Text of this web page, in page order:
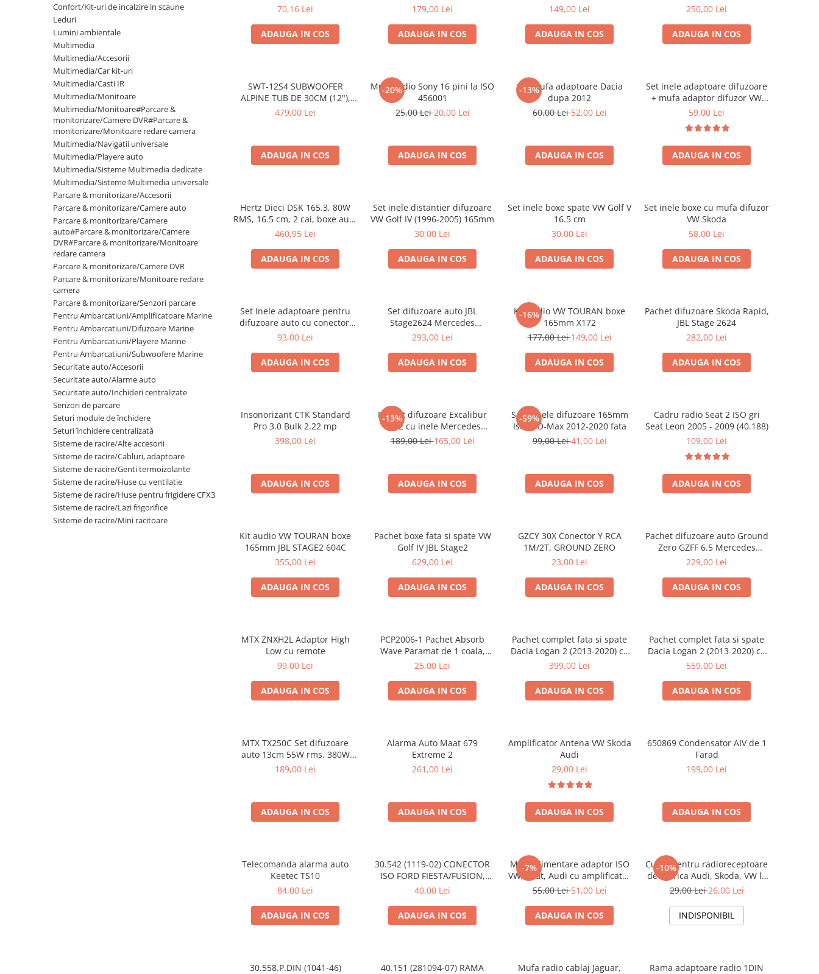
Confort/Kit-uri de incalzire in scaune
Leduri
Lumini ambientale
Multimedia
Multimedia/Accesorii
Multimedia/Car kit-uri
Multimedia/Casti IR
Multimedia/Monitoare
Multimedia/Monitoare#Parcare &
monitorizare/Camere DVR#Parcare &
monitorizare/Monitoare redare camera
Multimedia/Navigatii universale
Multimedia/Playere auto
Multimedia/Sisteme Multimedia dedicate
Multimedia/Sisteme Multimedia universale
Parcare & monitorizare/Accesorii
Parcare & monitorizare/Camere auto
Parcare & monitorizare/Camere
auto#Parcare & monitorizare/Camere
DVR#Parcare & monitorizare/Monitoare
redare camera
Parcare & monitorizare/Camere DVR
Parcare & monitorizare/Monitoare redare
camera
Parcare & monitorizare/Senzori parcare
Pentru Ambarcatiuni/Amplificatoare Marine
Pentru Ambarcatiuni/Difuzoare Marine
Pentru Ambarcatiuni/Playere Marine
Pentru Ambarcatiuni/Subwoofere Marine
Securitate auto/Accesorii
Securitate auto/Alarme auto
Securitate auto/Inchideri centralizate
Senzori de parcare
Seturi module de închidere
Seturi închidere centralizată
Sisteme de racire/Alte accesorii
Sisteme de racire/Cabluri, adaptoare
Sisteme de racire/Genti termoizolante
Sisteme de racire/Huse cu ventilatie
Sisteme de racire/Huse pentru frigidere CFX3
Sisteme de racire/Lazi frigorifice
Sisteme de racire/Mini racitoare
70,16 Lei
ADAUGA IN COS
179,00 Lei
ADAUGA IN COS
negri -02287
149,00 Lei
ADAUGA IN COS
Astra K
250,00 Lei
ADAUGA IN COS
SWT-12S4 SUBWOOFER
ALPINE TUB DE 30CM (12"),
1000W
479,00 Lei
ADAUGA IN COS
-20%
Mufa radio Sony 16 pini la ISO
456001
25,00 Lei20,00 Lei
ADAUGA IN COS
-13%
Set mufa adaptoare Dacia
dupa 2012
60,00 Lei52,00 Lei
ADAUGA IN COS
Set inele adaptoare difuzoare
+ mufa adaptor difuzor VW
Golf IV
59,00 Lei
ADAUGA IN COS
Hertz Dieci DSK 165.3, 80W
RMS, 16.5 cm, 2 cai, boxe auto
sisteme
460,95 Lei
ADAUGA IN COS
Set inele distantier difuzoare
VW Golf IV (1996-2005) 165mm
30,00 Lei
ADAUGA IN COS
Set inele boxe spate VW Golf V
16.5 cm
30,00 Lei
ADAUGA IN COS
Set inele boxe cu mufa difuzor
VW Skoda
58,00 Lei
ADAUGA IN COS
Set Inele adaptoare pentru
difuzoare auto cu conectori
VW Passat B6 fata
93,00 Lei
ADAUGA IN COS
Set difuzoare auto JBL
Stage2624 Mercedes
Vito/Viano, VW Crafter
293,00 Lei
ADAUGA IN COS
-16%
Kit audio VW TOURAN boxe
165mm X172
177,00 Lei149,00 Lei
ADAUGA IN COS
Pachet difuzoare Skoda Rapid,
JBL Stage 2624
282,00 Lei
ADAUGA IN COS
Insonorizant CTK Standard
Pro 3.0 Bulk 2.22 mp
398,00 Lei
ADAUGA IN COS
-13%
Pachet difuzoare Excalibur
X172 cu inele Mercedes
Vito/Viano W639, VW Crafter
189,00 Lei165,00 Lei
ADAUGA IN COS
-59%
Set 2 inele difuzoare 165mm
Isuzu D-Max 2012-2020 fata
99,00 Lei41,00 Lei
ADAUGA IN COS
Cadru radio Seat 2 ISO gri
Seat Leon 2005 - 2009 (40.188)
109,00 Lei
ADAUGA IN COS
Kit audio VW TOURAN boxe
165mm JBL STAGE2 604C
355,00 Lei
ADAUGA IN COS
Pachet boxe fata si spate VW
Golf IV JBL Stage2
629,00 Lei
ADAUGA IN COS
GZCY 30X Conector Y RCA
1M/2T, GROUND ZERO
23,00 Lei
ADAUGA IN COS
Pachet difuzoare auto Ground
Zero GZFF 6.5 Mercedes
Vito/Viano/Sprinter
229,00 Lei
ADAUGA IN COS
MTX ZNXH2L Adaptor High
Low cu remote
99,00 Lei
ADAUGA IN COS
PCP2006-1 Pachet Absorb
Wave Paramat de 1 coala,
spuma de 16mm grosime,
25,00 Lei
ADAUGA IN COS
Pachet complet fata si spate
Dacia Logan 2 (2013-2020) cu
boxe Ground Zero Ferrum
399,00 Lei
ADAUGA IN COS
Pachet complet fata si spate
Dacia Logan 2 (2013-2020) cu
boxe Ground Zero Ferrum
559,00 Lei
ADAUGA IN COS
MTX TX250C Set difuzoare
auto 13cm 55W rms, 380W
peak
189,00 Lei
ADAUGA IN COS
Alarma Auto Maat 679
Extreme 2
261,00 Lei
ADAUGA IN COS
Amplificator Antena VW Skoda
Audi
29,00 Lei
ADAUGA IN COS
650869 Condensator AIV de 1
Farad
199,00 Lei
ADAUGA IN COS
Telecomanda alarma auto
Keetec TS10
84,00 Lei
ADAUGA IN COS
30.542 (1119-02) CONECTOR
ISO FORD FIESTA/FUSION,
2002-2005
40,00 Lei
ADAUGA IN COS
-7%
Mufa alimentare adaptor ISO
VW, Seat, Audi cu amplificator
antena
55,00 Lei51,00 Lei
ADAUGA IN COS
-10%
Cupla pentru radioreceptoare
de fabrica Audi, Skoda, VW la
conector ISO
29,00 Lei26,00 Lei
INDISPONIBIL
30.558.P.DIN (1041-46)
40.151 (281094-07) RAMA
Mufa radio cablaj Jaguar,
Rama adaptoare radio 1DIN